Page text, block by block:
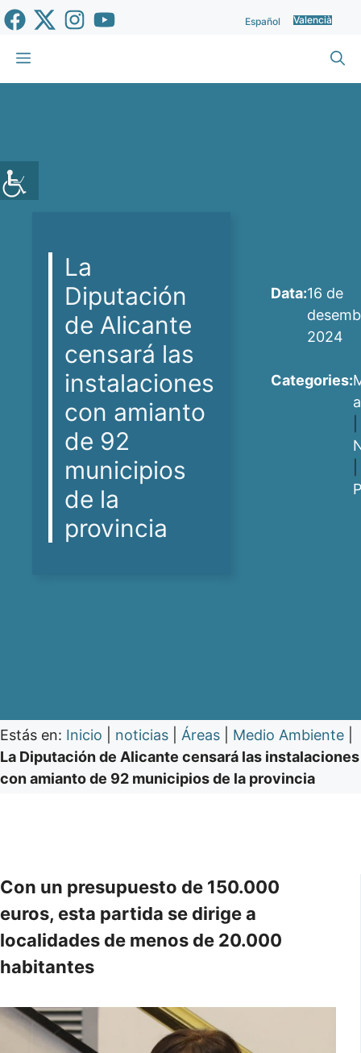
Vés
al
contingut
Español Valencià
Menu
La
Diputación
de Alicante
censará las
instalaciones
con amianto
de 92
municipios
de la
provincia
Data:16 de
2024
Categories:
Estás en: Inicio noticias Áreas Medio Ambiente
La Diputación de Alicante censará las instalaciones
con amianto de 92 municipios de la provincia
Con un presupuesto de 150.000
euros, esta partida se dirige a
localidades de menos de 20.000
habitantes